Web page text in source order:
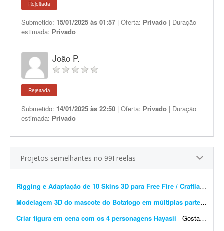
Rejeitada
Submetido: 15/01/2025 às 01:57 | Oferta: Privado | Duração
estimada: Privado
João P.
Rejeitada
Submetido: 14/01/2025 às 22:50 | Oferta: Privado | Duração
estimada: Privado
Projetos semelhantes no 99Freelas
Rigging e Adaptação de 10 Skins 3D para Free Fire / Craftland Studio
Modelagem 3D do mascote do Botafogo em múltiplas partes
-
Criar figura em cena com os 4 personagens Hayasii - Gostaria de uma figura que, na verdade, seja uma cena com os quatro personagens da banda Hayasii, de DanDaDan. A cena de referência está em anexo. Minha ideia é que os personage...